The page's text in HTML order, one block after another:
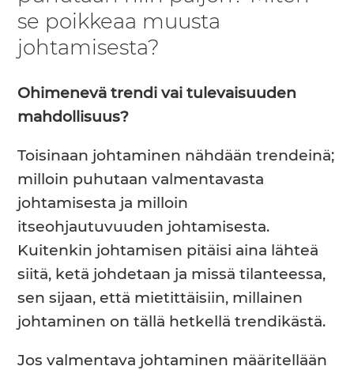
se poikkeaa muusta
johtamisesta?
Ohimenevä trendi vai tulevaisuuden
mahdollisuus?
Toisinaan johtaminen nähdään trendeinä;
milloin puhutaan valmentavasta
johtamisesta ja milloin
itseohjautuvuuden johtamisesta.
Kuitenkin johtamisen pitäisi aina lähteä
siitä, ketä johdetaan ja missä tilanteessa,
sen sijaan, että mietittäisiin, millainen
johtaminen on tällä hetkellä trendikästä.
Jos valmentava johtaminen määritellään